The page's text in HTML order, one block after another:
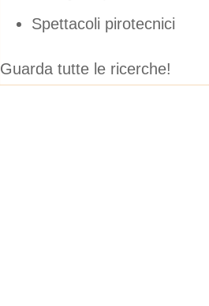
Spettacoli pirotecnici
Guarda tutte le ricerche!